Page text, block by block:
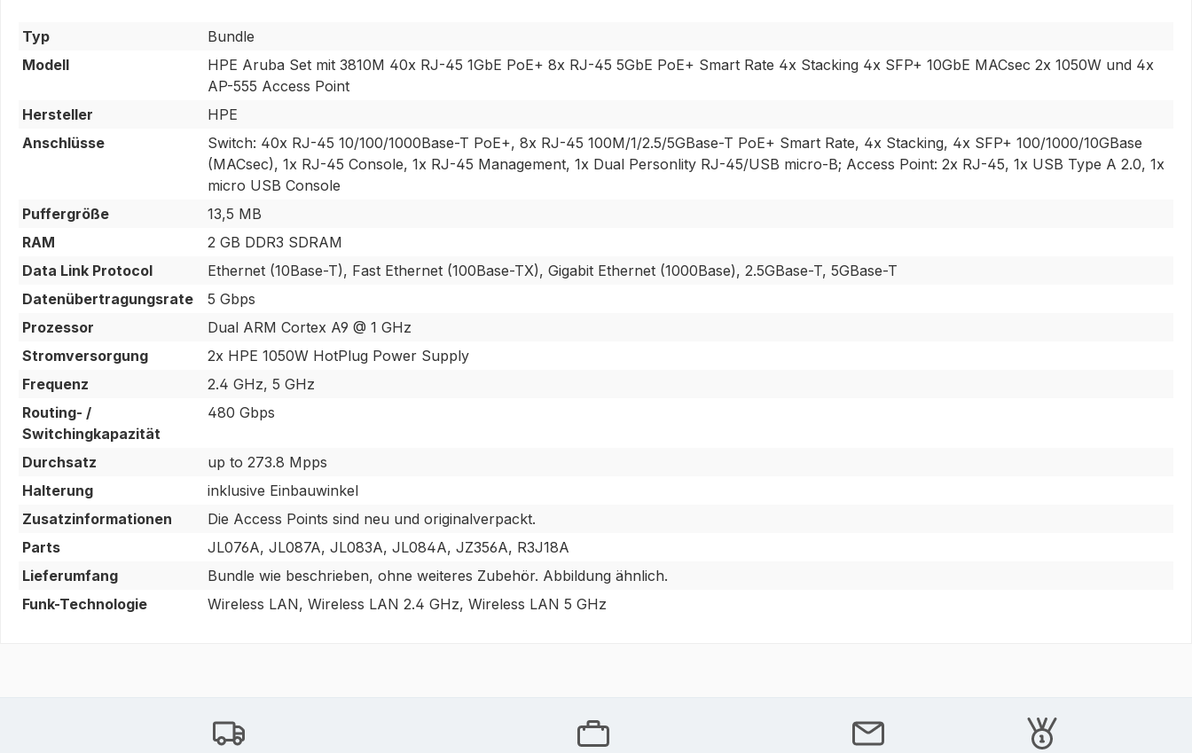
Typ
Bundle
Modell
HPE Aruba Set mit 3810M 40x RJ-45 1GbE PoE+ 8x RJ-45 5GbE PoE+ Smart Rate 4x Stacking 4x SFP+ 10GbE MACsec 2x 1050W und 4x
AP-555 Access Point
Hersteller
HPE
Anschlüsse
Switch: 40x RJ-45 10/100/1000Base-T PoE+, 8x RJ-45 100M/1/2.5/5GBase-T PoE+ Smart Rate, 4x Stacking, 4x SFP+ 100/1000/10GBase
(MACsec), 1x RJ-45 Console, 1x RJ-45 Management, 1x Dual Personlity RJ-45/USB micro-B; Access Point: 2x RJ-45, 1x USB Type A 2.0, 1x
micro USB Console
Puffergröße
13,5 MB
RAM
2 GB DDR3 SDRAM
Data Link Protocol
Ethernet (10Base-T), Fast Ethernet (100Base-TX), Gigabit Ethernet (1000Base), 2.5GBase-T, 5GBase-T
Datenübertragungsrate
5 Gbps
Prozessor
Dual ARM Cortex A9 @ 1 GHz
Stromversorgung
2x HPE 1050W HotPlug Power Supply
Frequenz
2.4 GHz, 5 GHz
Routing- /
Switchingkapazität
480 Gbps
Durchsatz
up to 273.8 Mpps
Halterung
inklusive Einbauwinkel
Zusatzinformationen
Die Access Points sind neu und originalverpackt.
Parts
JL076A, JL087A, JL083A, JL084A, JZ356A, R3J18A
Lieferumfang
Bundle wie beschrieben, ohne weiteres Zubehör. Abbildung ähnlich.
Funk-Technologie
Wireless LAN, Wireless LAN 2.4 GHz, Wireless LAN 5 GHz